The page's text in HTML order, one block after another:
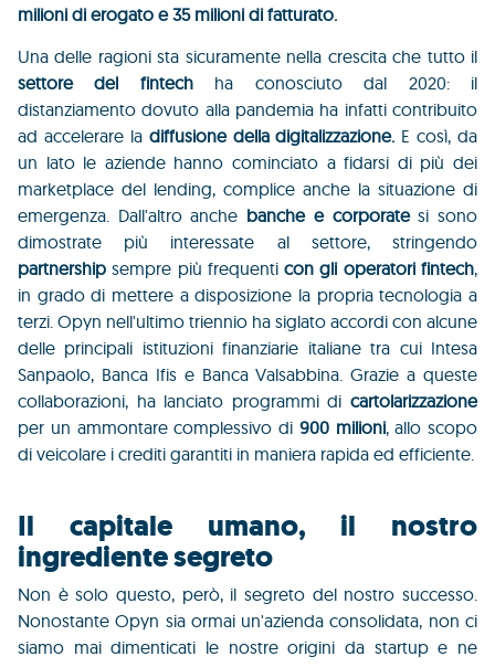
milioni di erogato e 35 milioni di fatturato.
Una delle ragioni sta sicuramente nella crescita che tutto il
settore del fintechha conosciuto dal 2020: il
distanziamento dovuto alla pandemia ha infatti contribuito
ad accelerare la diffusione della digitalizzazione.E così, da
un lato le aziende hanno cominciato a fidarsi di più dei
marketplace del lending, complice anche la situazione di
emergenza. Dall'altro anche banche e corporatesi sono
dimostrate più interessate al settore, stringendo
partnershipsempre più frequenticon gli operatori fintech,
in grado di mettere a disposizione la propria tecnologia a
terzi. Opyn nell'ultimo triennio ha siglato accordi con alcune
delle principali istituzioni finanziarie italiane tra cui Intesa
Sanpaolo, Banca Ifis e Banca Valsabbina. Grazie a queste
collaborazioni, ha lanciato programmi di cartolarizzazione
per un ammontare complessivo di 900 milioni, allo scopo
di veicolare i crediti garantiti in maniera rapida ed efficiente.
Il capitale umano, il nostro
ingrediente segreto
Non è solo questo, però, il segreto del nostro successo.
Nonostante Opyn sia ormai un'azienda consolidata, non ci
siamo mai dimenticati le nostre origini da startup e ne